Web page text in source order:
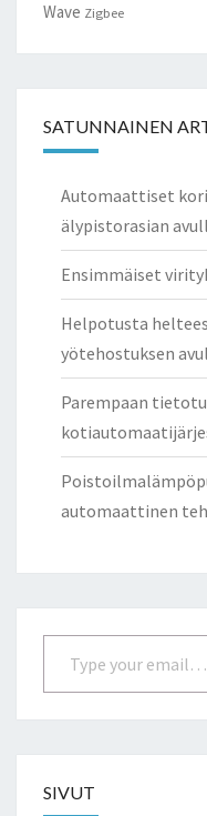
Wave Zigbee
SATUNNAINEN
Automaattiset
älypistorasian
Ensimmäiset
Helpotusta
yötehostuksen
Parempaan
automaattinen
Type your email…
SIVUT